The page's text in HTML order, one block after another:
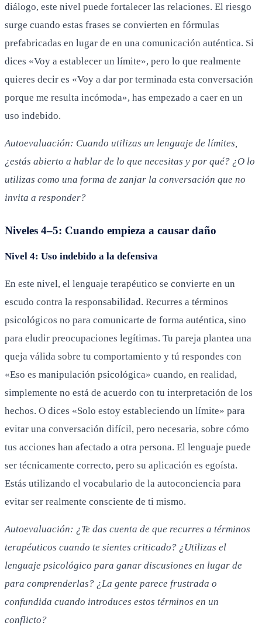
diálogo, este nivel puede fortalecer las relaciones. El riesgo
surge cuando estas frases se convierten en fórmulas
prefabricadas en lugar de en una comunicación auténtica. Si
dices «Voy a establecer un límite», pero lo que realmente
quieres decir es «Voy a dar por terminada esta conversación
porque me resulta incómoda», has empezado a caer en un
uso indebido.
Autoevaluación: Cuando utilizas un lenguaje de límites,
¿estás abierto a hablar de lo que necesitas y por qué? ¿O lo
utilizas como una forma de zanjar la conversación que no
invita a responder?
Niveles 4–5: Cuando empieza a causar daño
Nivel 4: Uso indebido a la defensiva
En este nivel, el lenguaje terapéutico se convierte en un
escudo contra la responsabilidad. Recurres a términos
psicológicos no para comunicarte de forma auténtica, sino
para eludir preocupaciones legítimas. Tu pareja plantea una
queja válida sobre tu comportamiento y tú respondes con
«Eso es manipulación psicológica» cuando, en realidad,
simplemente no está de acuerdo con tu interpretación de los
hechos. O dices «Solo estoy estableciendo un límite» para
evitar una conversación difícil, pero necesaria, sobre cómo
tus acciones han afectado a otra persona. El lenguaje puede
ser técnicamente correcto, pero su aplicación es egoísta.
Estás utilizando el vocabulario de la autoconciencia para
evitar ser realmente consciente de ti mismo.
Autoevaluación: ¿Te das cuenta de que recurres a términos
terapéuticos cuando te sientes criticado? ¿Utilizas el
lenguaje psicológico para ganar discusiones en lugar de
para comprenderlas? ¿La gente parece frustrada o
confundida cuando introduces estos términos en un
conflicto?